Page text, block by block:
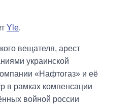
Yle.
вещателя, арест
украинской
«Нафтогаз» и её
в рамках компенсации
войной россии